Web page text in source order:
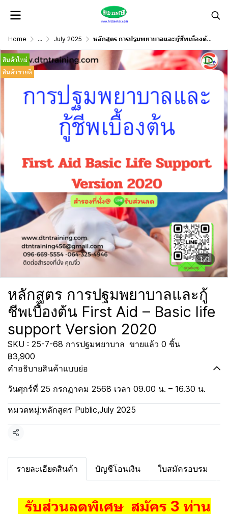
Home ... July 2025 หลักสูตร การปฐมพยาบาลและกู้ชีพเบื้องต้น First Aid – Basic life support Version 2020
1/1
สินค้าใหม่
สินค้าขายดี
หลักสูตร การปฐมพยาบาลและกู้
ชีพเบื้องต้น First Aid – Basic life
support Version 2020
SKU : 25-7-68 การปฐมพยาบาล ขายแล้ว 0 ชิ้น
฿3,900
คำอธิบายสินค้าแบบย่อ
วันศุกร์ที่ 25 กรกฏาคม 2568 เวลา 09.00 น. – 16.30 น.
หมวดหมู่:หลักสูตร Public,July 2025
แชร์
รายละเอียดสินค้า บัญชีโอนเงิน ใบสมัครอบรม
รับส่วนลดพิเศษ สมัคร 3 ท่าน